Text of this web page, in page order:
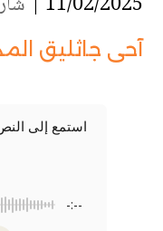
آحى جاثليق
استمع إلى
-:--